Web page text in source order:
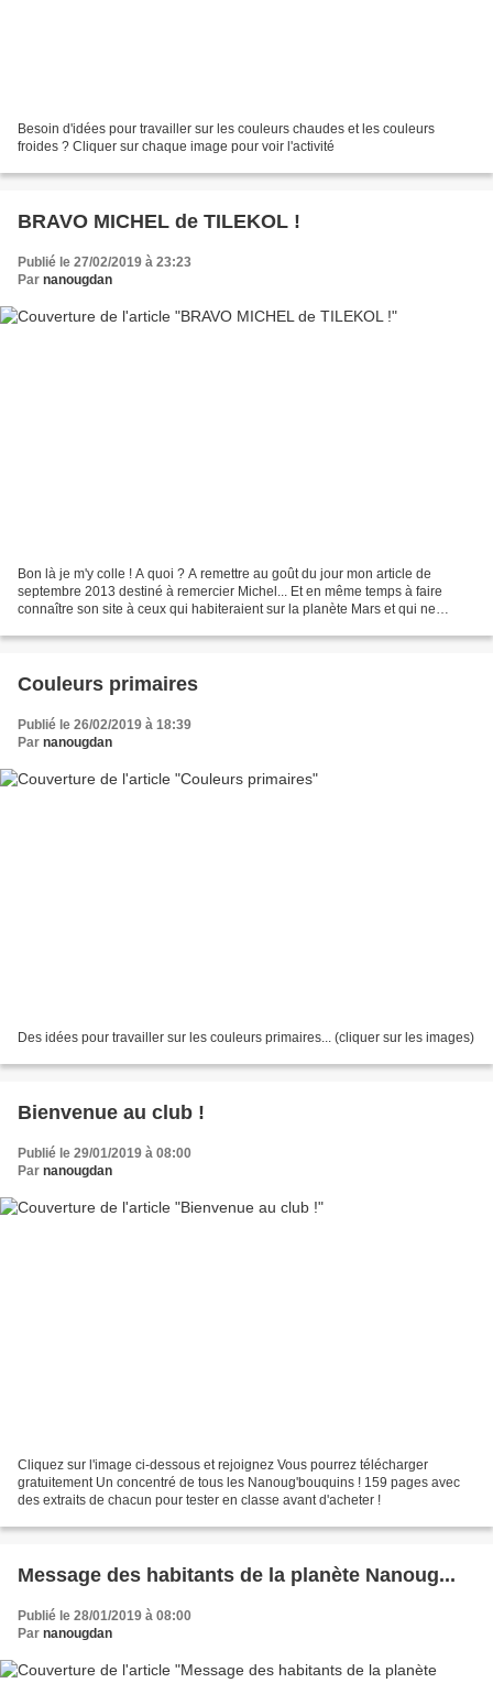
Besoin d'idées pour travailler sur les couleurs chaudes et les couleurs
froides ? Cliquer sur chaque image pour voir l'activité
BRAVO MICHEL de TILEKOL !
Publié le 27/02/2019 à 23:23
Par nanougdan
Bon là je m'y colle ! A quoi ? A remettre au goût du jour mon article de
septembre 2013 destiné à remercier Michel... Et en même temps à faire
connaître son site à ceux qui habiteraient sur la planète Mars et qui ne
Couleurs primaires
Publié le 26/02/2019 à 18:39
Par nanougdan
Des idées pour travailler sur les couleurs primaires... (cliquer sur les images)
Bienvenue au club !
Publié le 29/01/2019 à 08:00
Par nanougdan
Cliquez sur l'image ci-dessous et rejoignez Vous pourrez télécharger
gratuitement Un concentré de tous les Nanoug'bouquins ! 159 pages avec
des extraits de chacun pour tester en classe avant d'acheter !
Message des habitants de la planète Nanoug...
Publié le 28/01/2019 à 08:00
Par nanougdan